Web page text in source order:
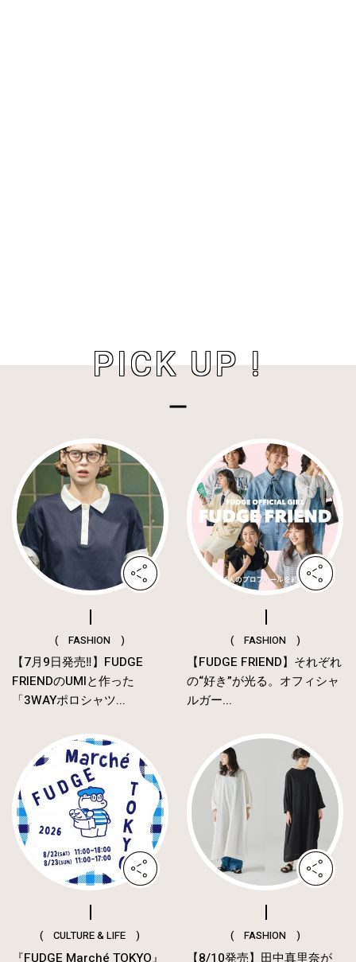
PICK UP !
( FASHION )
【7月9日発売‼︎】FUDGE
FRIENDのUMIと作った
「3WAYポロシャツ...
( FASHION )
【FUDGE FRIEND】それぞれ
の“好き”が光る。オフィシャ
ルガー...
( CULTURE & LIFE )
『FUDGE Marché TOKYO』
( FASHION )
【8/10発売】田中真里奈が